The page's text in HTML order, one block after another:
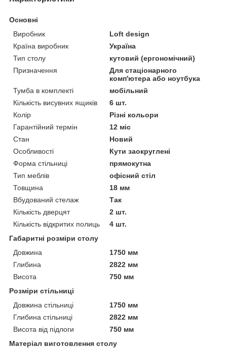
Основні
Виробник
Loft design
Країна виробник
Україна
Тип столу
кутовий (ергономічний)
Призначення
Для стаціонарного
комп'ютера або ноутбука
Тумба в комплекті
мобільний
Кількість висувних ящиків
6 шт.
Колір
Різні кольори
Гарантійний термін
12 міс
Стан
Новий
Особливості
Кути заокруглені
Форма стільниці
прямокутна
Тип меблів
офісний стіл
Товщина
18 мм
Вбудований стелаж
Так
Кількість дверцят
2 шт.
Кількість відкритих полиць
4 шт.
Габаритні розміри столу
Довжина
1750 мм
Глибина
2822 мм
Висота
750 мм
Розміри стільниці
Довжина стільниці
1750 мм
Глибина стільниці
2822 мм
Висота від підлоги
750 мм
Матеріал виготовлення столу